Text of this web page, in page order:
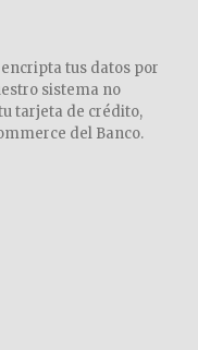
tus datos por
sistema no
tarjeta de crédito,
del Banco.